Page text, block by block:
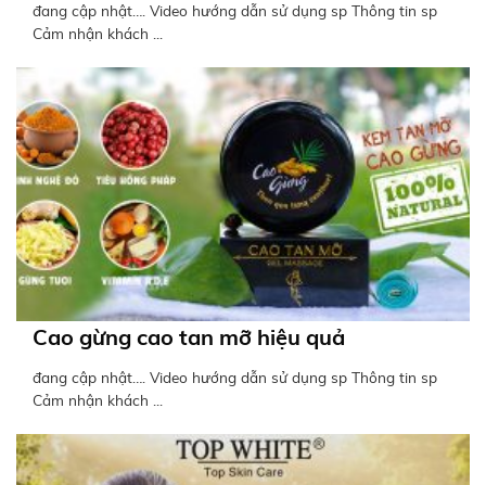
đang cập nhật…. Video hướng dẫn sử dụng sp Thông tin sp
Cảm nhận khách ...
Cao gừng cao tan mỡ hiệu quả
đang cập nhật…. Video hướng dẫn sử dụng sp Thông tin sp
Cảm nhận khách ...